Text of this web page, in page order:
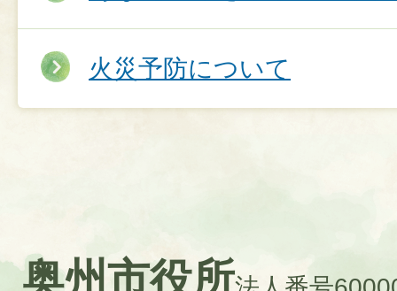
火災予防について
奥州市役所